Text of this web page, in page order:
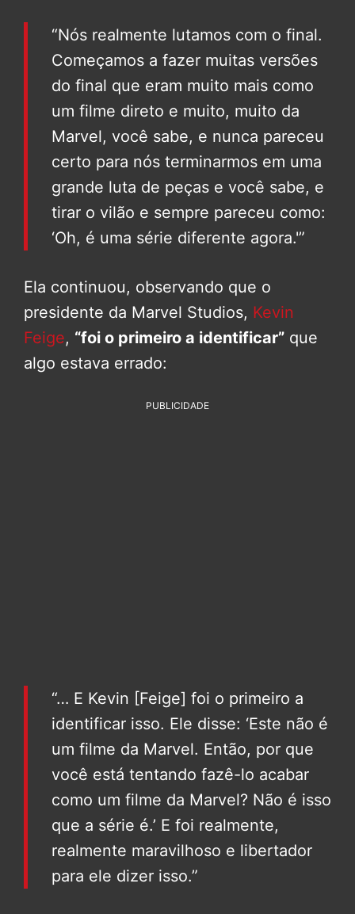
“Nós realmente lutamos com o final.
Começamos a fazer muitas versões
do final que eram muito mais como
um filme direto e muito, muito da
Marvel, você sabe, e nunca pareceu
certo para nós terminarmos em uma
grande luta de peças e você sabe, e
tirar o vilão e sempre pareceu como:
‘Oh, é uma série diferente agora.'”
Ela continuou, observando que o
presidente da Marvel Studios, Kevin
Feige, “foi o primeiro a identificar” que
algo estava errado:
PUBLICIDADE
“… E Kevin [Feige] foi o primeiro a
identificar isso. Ele disse: ‘Este não é
um filme da Marvel. Então, por que
você está tentando fazê-lo acabar
como um filme da Marvel? Não é isso
que a série é.’ E foi realmente,
realmente maravilhoso e libertador
para ele dizer isso.”